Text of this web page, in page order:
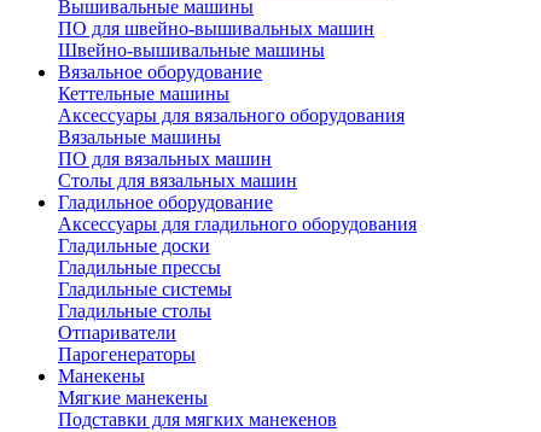
Вышивальные машины
ПО для швейно-вышивальных машин
Швейно-вышивальные машины
Вязальное оборудование
Кеттельные машины
Аксессуары для вязального оборудования
Вязальные машины
ПО для вязальных машин
Столы для вязальных машин
Гладильное оборудование
Аксессуары для гладильного оборудования
Гладильные доски
Гладильные прессы
Гладильные системы
Гладильные столы
Отпариватели
Парогенераторы
Манекены
Мягкие манекены
Подставки для мягких манекенов